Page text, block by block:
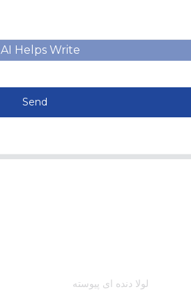
AI Helps Write
Send
لولا دنده ای پیوسته